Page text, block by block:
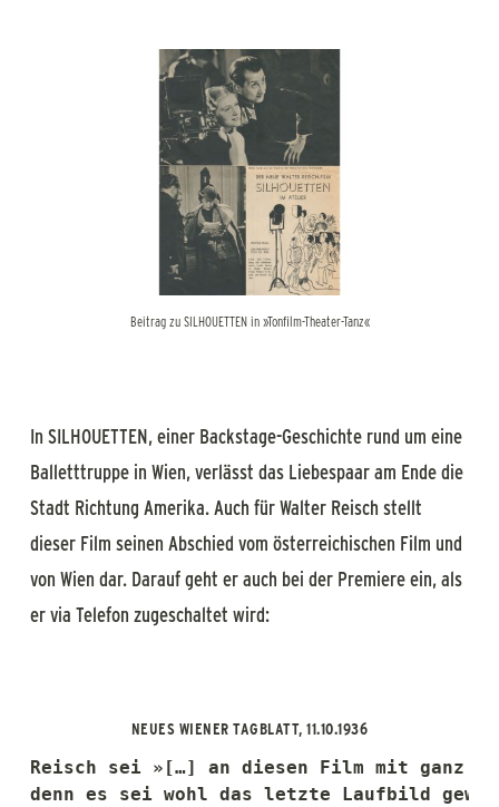
Beitrag zu SILHOUETTEN in »Tonfilm-Theater-Tanz«
In SILHOUETTEN, einer Backstage-Geschichte rund um eine
Balletttruppe in Wien, verlässt das Liebespaar am Ende die
Stadt Richtung Amerika. Auch für Walter Reisch stellt
dieser Film seinen Abschied vom österreichischen Film und
von Wien dar. Darauf geht er auch bei der Premiere ein, als
er via Telefon zugeschaltet wird:
NEUES WIENER TAGBLATT, 11.10.1936
Reisch sei »[…] an diesen Film mit ganz
denn es sei wohl das letzte Laufbild